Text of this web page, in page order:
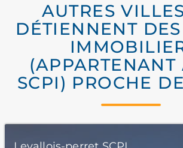
AUTRES
DÉTIENNENT
(APPARTENANT
SCPI) PROCHE